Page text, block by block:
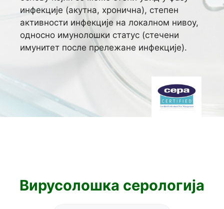
инфекције (акутна, хронична), степен
активности инфекције на локалном нивоу,
односно имунолошки статус (стечени
имунитет после прележане инфекције).
Вирусолошка серологија